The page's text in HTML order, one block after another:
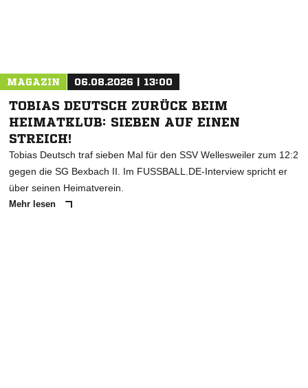
MAGAZIN 06.08.2026 | 13:00
TOBIAS DEUTSCH ZURÜCK BEIM
HEIMATKLUB: SIEBEN AUF EINEN
STREICH!
Tobias Deutsch traf sieben Mal für den SSV Wellesweiler zum 12:2
gegen die SG Bexbach II. Im FUSSBALL.DE-Interview spricht er
über seinen Heimatverein.
Mehr lesen